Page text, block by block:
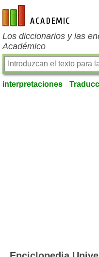
es-academic.com
Los diccionarios y las
Académico
interpretaciones